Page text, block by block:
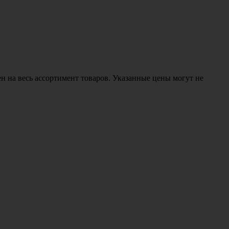
весь ассортимент товаров. Указанные цены могут не